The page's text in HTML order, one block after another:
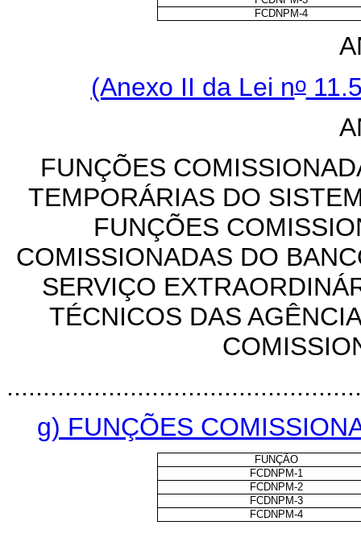
FCDNPM-4
(Anexo II da Lei no
FUNÇÕES
TEMPORÁRIAS DO
FUNÇÕES
COMISSIONADAS DO
SERVIÇO
TÉCNICOS DAS
g) FUNÇÕES
FUNÇÃO
FCDNPM-1
FCDNPM-2
FCDNPM-3
FCDNPM-4